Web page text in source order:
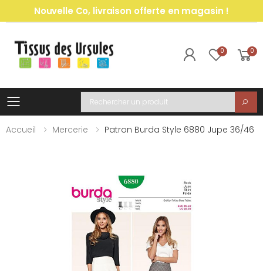
Nouvelle Co, livraison offerte en magasin !
0 0
Toggle mobile menu
Recherche
Accueil
Mercerie Patron Burda Style 6880 Jupe 36/46